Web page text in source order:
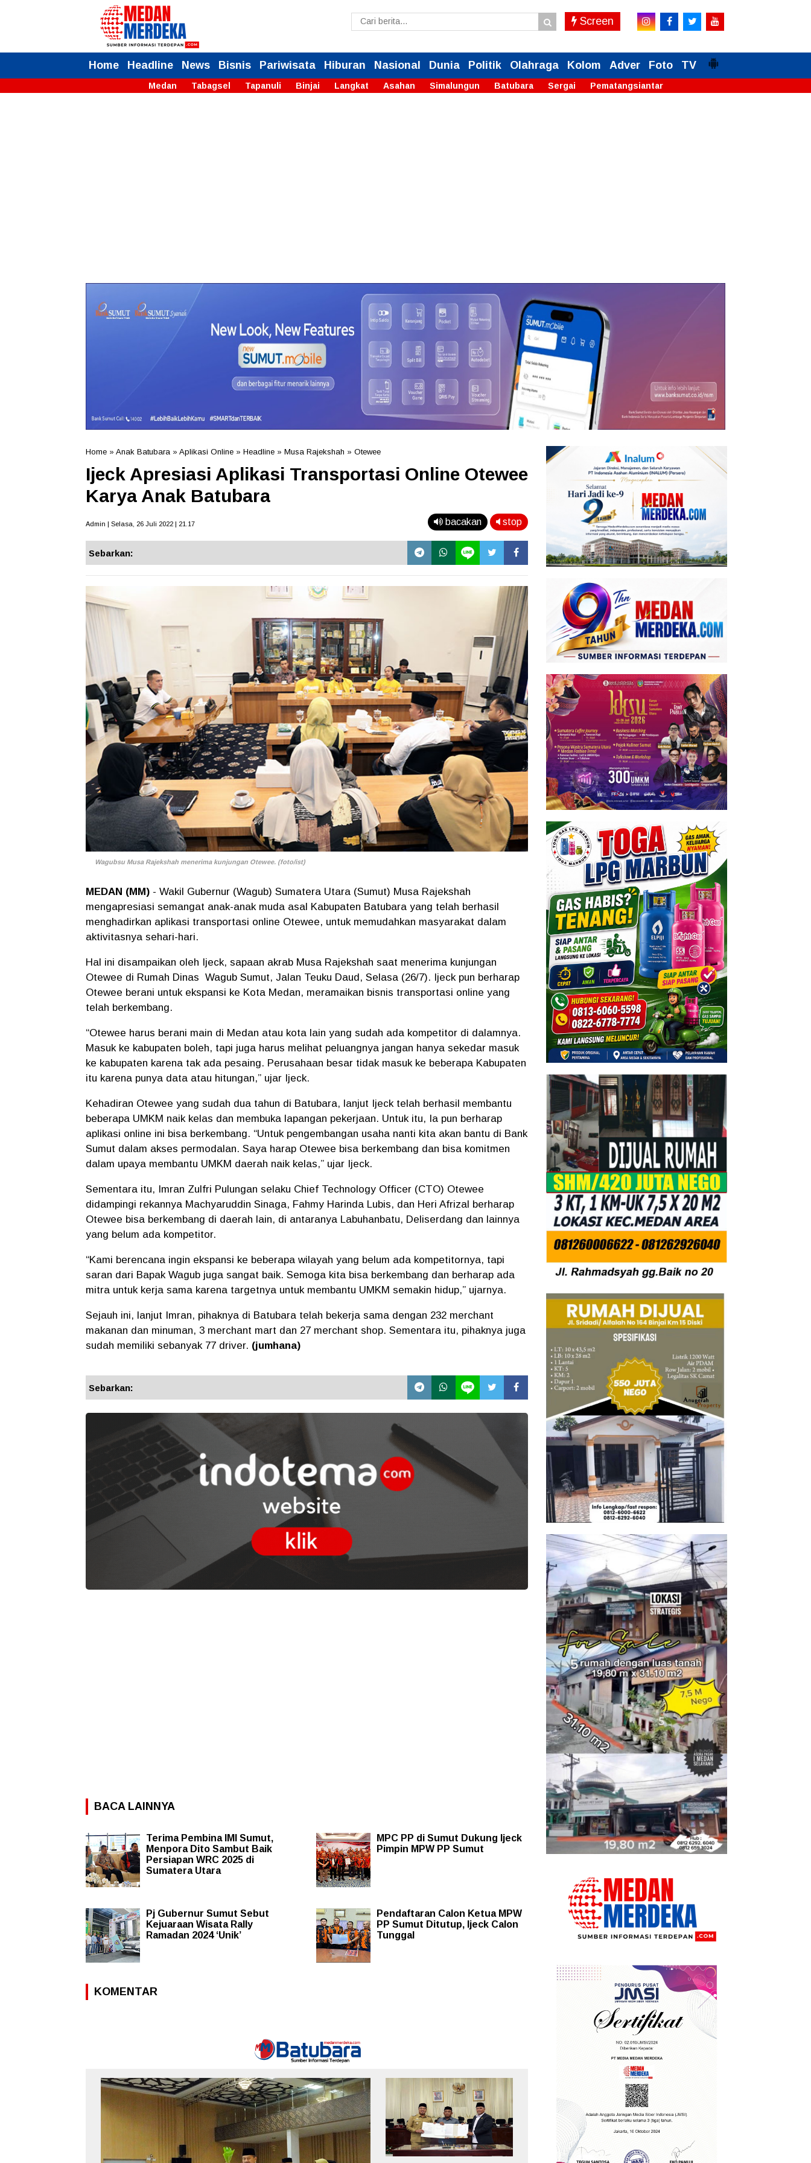
Screen
Home Headline News Bisnis Pariwisata Hiburan Nasional Dunia Politik Olahraga Kolom Adver Foto TV
Medan Tabagsel Tapanuli Binjai Langkat Asahan Simalungun Batubara Sergai Pematangsiantar
Home » Anak Batubara » Aplikasi Online » Headline » Musa Rajekshah » Otewee
Ijeck Apresiasi Aplikasi Transportasi Online Otewee
Karya Anak Batubara
Admin | Selasa, 26 Juli 2022 | 21.17 bacakan stop
Sebarkan:
Wagubsu Musa Rajekshah menerima kunjungan Otewee. (foto/ist)
MEDAN (MM) - Wakil Gubernur (Wagub) Sumatera Utara (Sumut) Musa Rajekshah
mengapresiasi semangat anak-anak muda asal Kabupaten Batubara yang telah berhasil
menghadirkan aplikasi transportasi online Otewee, untuk memudahkan masyarakat dalam
aktivitasnya sehari-hari.
Hal ini disampaikan oleh Ijeck, sapaan akrab Musa Rajekshah saat menerima kunjungan
Otewee di Rumah Dinas Wagub Sumut, Jalan Teuku Daud, Selasa (26/7). Ijeck pun berharap
Otewee berani untuk ekspansi ke Kota Medan, meramaikan bisnis transportasi online yang
telah berkembang.
“Otewee harus berani main di Medan atau kota lain yang sudah ada kompetitor di dalamnya.
Masuk ke kabupaten boleh, tapi juga harus melihat peluangnya jangan hanya sekedar masuk
ke kabupaten karena tak ada pesaing. Perusahaan besar tidak masuk ke beberapa Kabupaten
itu karena punya data atau hitungan,” ujar Ijeck.
Kehadiran Otewee yang sudah dua tahun di Batubara, lanjut Ijeck telah berhasil membantu
beberapa UMKM naik kelas dan membuka lapangan pekerjaan. Untuk itu, Ia pun berharap
aplikasi online ini bisa berkembang. “Untuk pengembangan usaha nanti kita akan bantu di Bank
Sumut dalam akses permodalan. Saya harap Otewee bisa berkembang dan bisa komitmen
dalam upaya membantu UMKM daerah naik kelas,” ujar Ijeck.
Sementara itu, Imran Zulfri Pulungan selaku Chief Technology Officer (CTO) Otewee
didampingi rekannya Machyaruddin Sinaga, Fahmy Harinda Lubis, dan Heri Afrizal berharap
Otewee bisa berkembang di daerah lain, di antaranya Labuhanbatu, Deliserdang dan lainnya
yang belum ada kompetitor.
“Kami berencana ingin ekspansi ke beberapa wilayah yang belum ada kompetitornya, tapi
saran dari Bapak Wagub juga sangat baik. Semoga kita bisa berkembang dan berharap ada
mitra untuk kerja sama karena targetnya untuk membantu UMKM semakin hidup,” ujarnya.
Sejauh ini, lanjut Imran, pihaknya di Batubara telah bekerja sama dengan 232 merchant
makanan dan minuman, 3 merchant mart dan 27 merchant shop. Sementara itu, pihaknya juga
sudah memiliki sebanyak 77 driver. (jumhana)
Sebarkan:
BACA LAINNYA
Terima Pembina IMI Sumut,
Menpora Dito Sambut Baik
Persiapan WRC 2025 di
Sumatera Utara
MPC PP di Sumut Dukung Ijeck
Pimpin MPW PP Sumut
Pj Gubernur Sumut Sebut
Kejuaraan Wisata Rally
Ramadan 2024 ‘Unik’
Pendaftaran Calon Ketua MPW
PP Sumut Ditutup, Ijeck Calon
Tunggal
KOMENTAR